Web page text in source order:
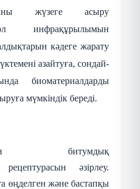
жүзеге асыру
инфрақұрылымын
кәдеге жарату
азайтуға, сондай-
биоматериалдарды
мүмкіндік береді.
битумдық
әзірлеу.
өңделген және бастапқы